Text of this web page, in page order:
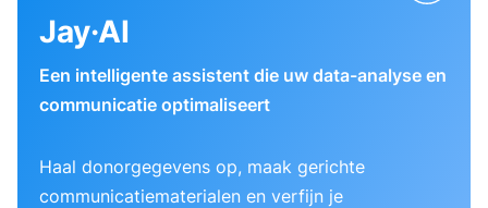
Jay·AI
Een intelligente assistent die uw data-analyse en
communicatie optimaliseert
Haal donorgegevens op, maak gerichte
communicatiematerialen en verfijn je